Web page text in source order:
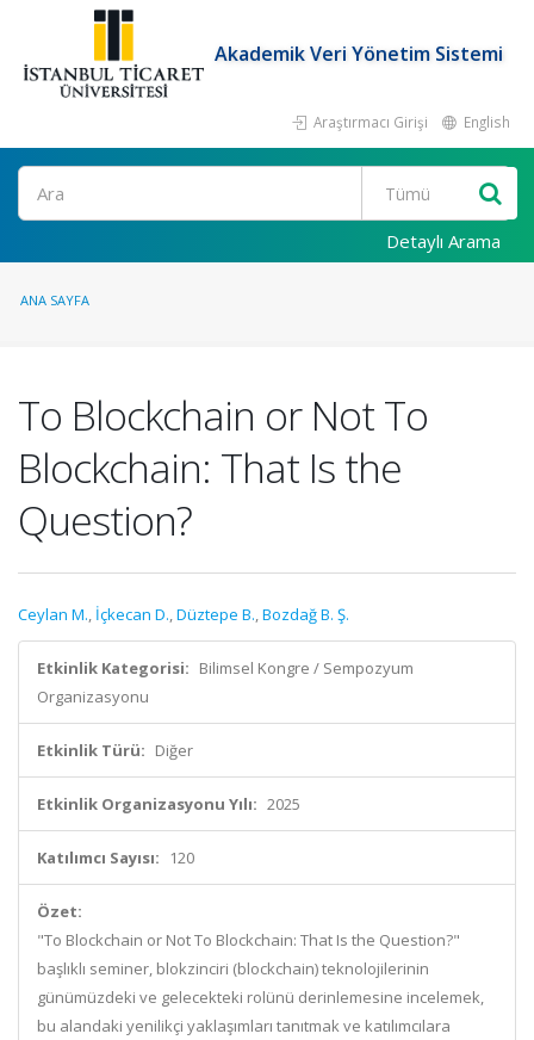
Akademik Veri Yönetim Sistemi
Araştırmacı Girişi English
Ara
Detaylı Arama
ANA SAYFA
To Blockchain or Not To
Blockchain: That Is the
Question?
Ceylan M., İçkecan D.,Düztepe B.,Bozdağ B. Ş.
Etkinlik Kategorisi: Bilimsel Kongre / Sempozyum
Organizasyonu
Etkinlik Türü: Diğer
Etkinlik Organizasyonu Yılı: 2025
Katılımcı Sayısı: 120
Özet:
"To Blockchain or Not To Blockchain: That Is the Question?"
başlıklı seminer, blokzinciri (blockchain) teknolojilerinin
günümüzdeki ve gelecekteki rolünü derinlemesine incelemek,
bu alandaki yenilikçi yaklaşımları tanıtmak ve katılımcılara